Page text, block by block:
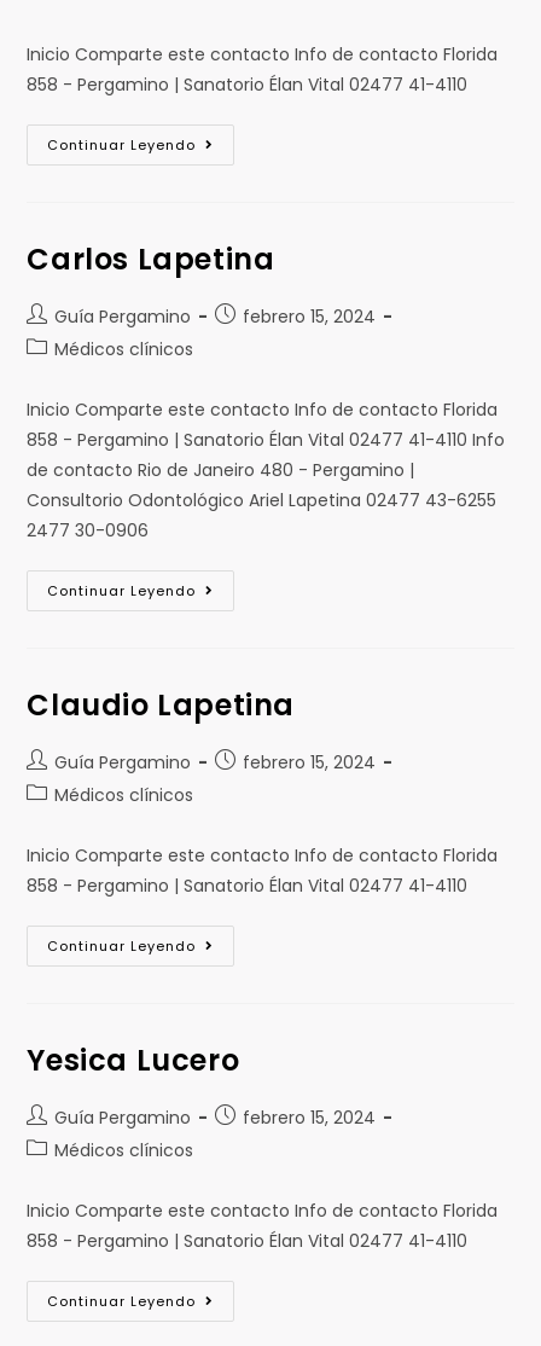
Inicio Comparte este contacto Info de contacto Florida
858 - Pergamino | Sanatorio Élan Vital 02477 41-4110
Continuar Leyendo
Carlos Lapetina
Guía Pergamino
febrero 15, 2024
Médicos clínicos
Inicio Comparte este contacto Info de contacto Florida
858 - Pergamino | Sanatorio Élan Vital 02477 41-4110 Info
de contacto Rio de Janeiro 480 - Pergamino |
Consultorio Odontológico Ariel Lapetina 02477 43-6255
2477 30-0906
Continuar Leyendo
Claudio Lapetina
Guía Pergamino
febrero 15, 2024
Médicos clínicos
Inicio Comparte este contacto Info de contacto Florida
858 - Pergamino | Sanatorio Élan Vital 02477 41-4110
Continuar Leyendo
Yesica Lucero
Guía Pergamino
febrero 15, 2024
Médicos clínicos
Inicio Comparte este contacto Info de contacto Florida
858 - Pergamino | Sanatorio Élan Vital 02477 41-4110
Continuar Leyendo